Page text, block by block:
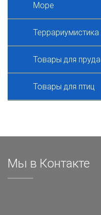
Море
Террариумистика
Товары для пруда
Товары для птиц
Мы в Контакте